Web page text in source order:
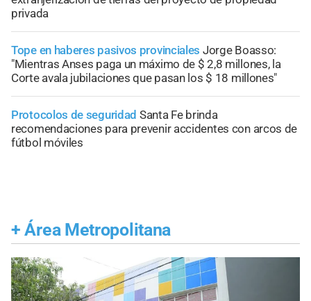
privada
Tope en haberes pasivos provinciales Jorge Boasso:
"Mientras Anses paga un máximo de $ 2,8 millones, la
Corte avala jubilaciones que pasan los $ 18 millones"
Protocolos de seguridad Santa Fe brinda
recomendaciones para prevenir accidentes con arcos de
fútbol móviles
+ Área Metropolitana